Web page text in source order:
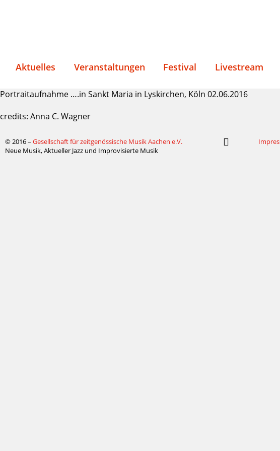
Aktuelles Veranstaltungen Festival Livestream
Portraitaufnahme ….in Sankt Maria in Lyskirchen, Köln 02.06.2016
credits: Anna C. Wagner
© 2016 – Gesellschaft für zeitgenössische Musik Aachen e.V.
Neue Musik, Aktueller Jazz und Improvisierte Musik